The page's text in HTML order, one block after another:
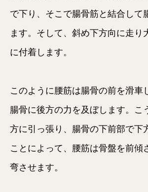
で下り、そこで腸骨筋と結合して
ます。そして、斜め下方向に走り
に付着します。
このように腰筋は腸骨の前を滑車
腸骨に後方の力を及ぼします。こ
方に引っ張り、腸骨の下前部で下
ことによって、腰筋は骨盤を前傾
弯させます。